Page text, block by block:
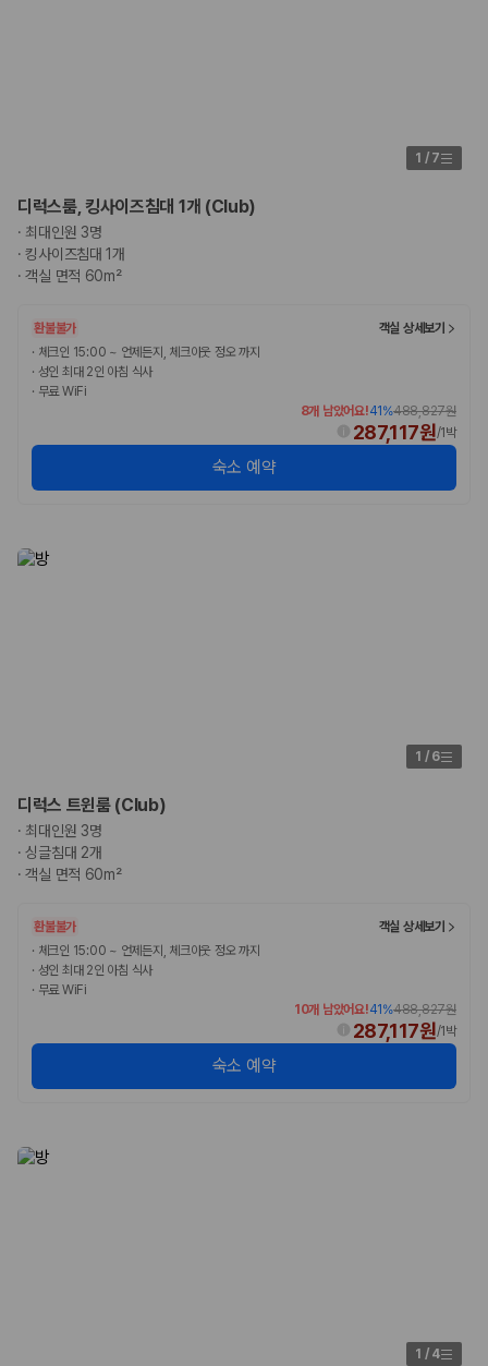
1 / 7
디럭스룸, 킹사이즈침대 1개 (Club)
· 최대인원 3명
·킹사이즈침대 1개
·객실 면적 60m²
환불불가
객실 상세보기
· 체크인 15:00 ~ 언제든지, 체크아웃 정오 까지
· 성인 최대 2인 아침 식사
· 무료 WiFi
8개 남았어요!41%488,827원
287,117원/1박
숙소 예약
1 / 6
디럭스 트윈룸 (Club)
· 최대인원 3명
·싱글침대 2개
·객실 면적 60m²
환불불가
객실 상세보기
· 체크인 15:00 ~ 언제든지, 체크아웃 정오 까지
· 성인 최대 2인 아침 식사
· 무료 WiFi
10개 남았어요!41%488,827원
287,117원/1박
숙소 예약
1 / 4